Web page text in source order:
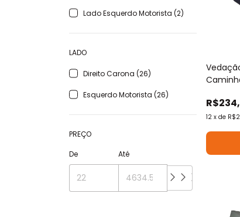
Lado Esquerdo Motorista (2)
LADO
Direito Carona (26)
Esquerdo Motorista (26)
PREÇO
De
Até
12 xde